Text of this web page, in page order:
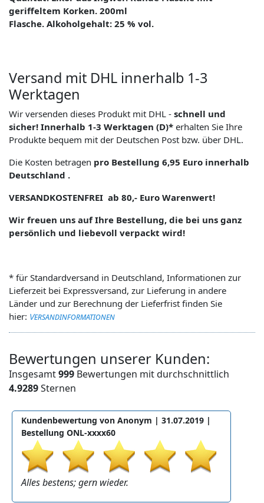
geriffeltem Korken. 200ml
Flasche. Alkoholgehalt: 25 % vol.
Versand mit DHL innerhalb 1-3
Werktagen
Wir versenden dieses Produkt mit DHL - schnell und
sicher! Innerhalb 1-3 Werktagen (D)* erhalten Sie Ihre
Produkte bequem mit der Deutschen Post bzw. über DHL.
Die Kosten betragen pro Bestellung 6,95 Euro innerhalb
Deutschland .
VERSANDKOSTENFREI ab 80,- Euro Warenwert!
Wir freuen uns auf Ihre Bestellung, die bei uns ganz
persönlich und liebevoll verpackt wird!
* für Standardversand in Deutschland, Informationen zur
Lieferzeit bei Expressversand, zur Lieferung in andere
Länder und zur Berechnung der Lieferfrist finden Sie
hier: Versandinformationen
Bewertungen unserer Kunden:
Insgesamt999 Bewertungen mit durchschnittlich
4.9289Sternen
Kundenbewertung von Anonym | 31.07.2019 |
Bestellung ONL-xxxx60
Alles bestens; gern wieder.